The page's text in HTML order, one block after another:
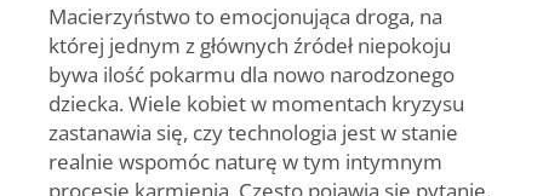
Macierzyństwo to emocjonująca droga, na
której jednym z głównych źródeł niepokoju
bywa ilość pokarmu dla nowo narodzonego
dziecka. Wiele kobiet w momentach kryzysu
zastanawia się, czy technologia jest w stanie
realnie wspomóc naturę w tym intymnym